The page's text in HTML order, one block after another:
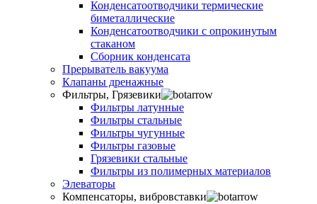
Конденсатоотводчики термические
биметаллические
Конденсатоотводчики с опрокинутым
стаканом
Сборник конденсата
Прерыватель вакуума
Клапаны дренажные
Фильтры, Грязевики
Фильтры латунные
Фильтры стальные
Фильтры чугунные
Фильтры газовые
Грязевики стальные
Фильтры из полимерных материалов
Элеваторы
Компенсаторы, вибровставки